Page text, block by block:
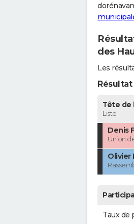
des
Les
Tête de
Liste
Denis
Union
Olivier
Taux de